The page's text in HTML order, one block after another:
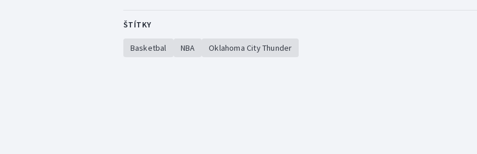
ŠTÍTKY
Basketbal NBA Oklahoma City Thunder